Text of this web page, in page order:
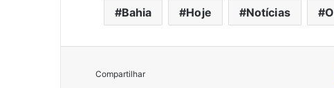
Bahia Hoje Notícias
Compartilhar